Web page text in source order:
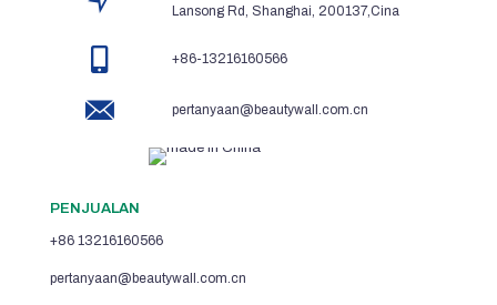
Lansong Rd, Shanghai, 200137,Cina
+86-13216160566
pertanyaan@beautywall.com.cn
PENJUALAN
+86 13216160566
pertanyaan@beautywall.com.cn